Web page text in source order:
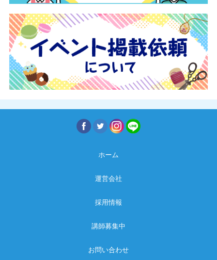
ホーム
運営会社
採用情報
講師募集中
お問い合わせ